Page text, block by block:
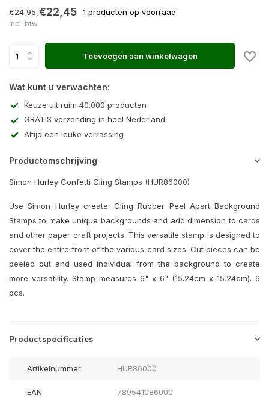
€24,95 €22,45 1 producten op voorraad
Incl. btw
Toevoegen aan winkelwagen
Wat kunt u verwachten:
Keuze uit ruim 40.000 producten
GRATIS verzending in heel Nederland
Altijd een leuke verrassing
Productomschrijving
Simon Hurley Confetti Cling Stamps (HUR86000)
Use Simon Hurley create. Cling Rubber Peel Apart Background
Stamps to make unique backgrounds and add dimension to cards
and other paper craft projects. This versatile stamp is designed to
cover the entire front of the various card sizes. Cut pieces can be
peeled out and used individual from the background to create
more versatility. Stamp measures 6" x 6" (15.24cm x 15.24cm). 6
pcs.
Productspecificaties
Artikelnummer HUR86000
EAN 789541086000